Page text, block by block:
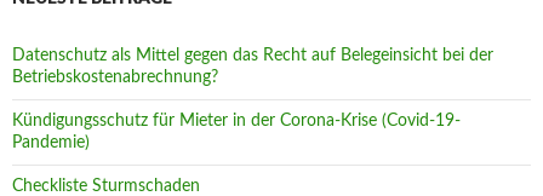
Datenschutz als Mittel gegen das Recht auf Belegeinsicht bei der
Betriebskostenabrechnung?
Kündigungsschutz für Mieter in der Corona-Krise (Covid-19-
Pandemie)
Checkliste Sturmschaden